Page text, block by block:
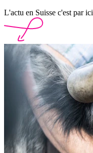
L'actu en Suisse c'est par ici